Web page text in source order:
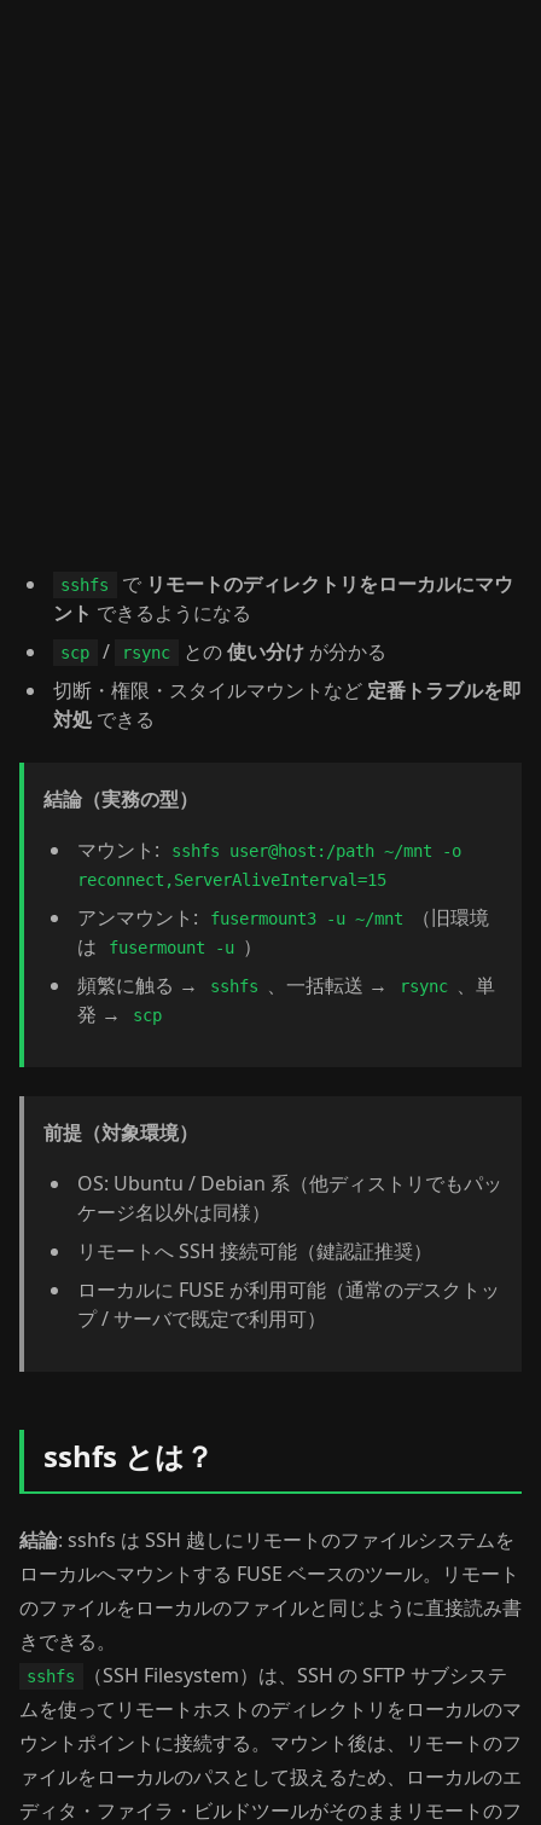
sshfs で リモートのディレクトリをローカルにマウ
ント できるようになる
scp / rsync との使い分けが分かる
切断・権限・スタイルマウントなど 定番トラブルを即
対処 できる
結論（実務の型）
マウント:
sshfs user@host:/path ~/mnt -o
reconnect,ServerAliveInterval=15
アンマウント: fusermount3 -u ~/mnt
（旧環境
は
fusermount -u ）
頻繁に触る →
sshfs 、一括転送 → rsync 、単
発 →
scp
前提（対象環境）
OS: Ubuntu / Debian 系（他ディストリでもパッ
ケージ名以外は同様）
リモートへ SSH 接続可能（鍵認証推奨）
ローカルに FUSE が利用可能（通常のデスクトッ
プ / サーバで既定で利用可）
sshfs とは？
結論: sshfs は SSH 越しにリモートのファイルシステムを
ローカルへマウントする FUSE ベースのツール。リモート
のファイルをローカルのファイルと同じように直接読み書
きできる。
sshfs
（SSH Filesystem）は、SSH の SFTP サブシステ
ムを使ってリモートホストのディレクトリをローカルのマ
ウントポイントに接続する。マウント後は、リモートのフ
ァイルをローカルのパスとして扱えるため、ローカルのエ
ディタ・ファイラ・ビルドツールがそのままリモートのフ